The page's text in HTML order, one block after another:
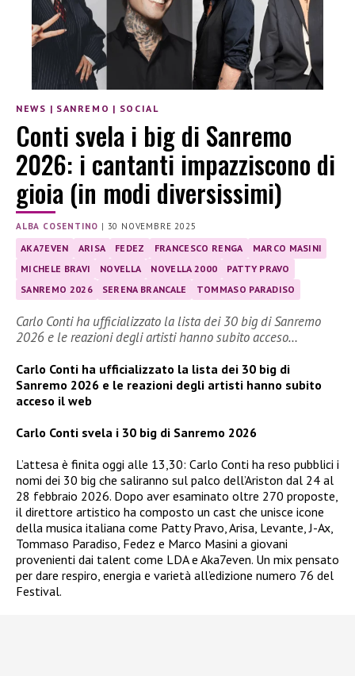
NEWS | SANREMO | SOCIAL
Conti svela i big di Sanremo
2026: i cantanti impazziscono di
gioia (in modi diversissimi)
ALBA COSENTINO | 30 NOVEMBRE 2025
AKA7EVEN ARISA FEDEZ FRANCESCO RENGA
MARCO MASINI
MICHELE BRAVI
NOVELLA NOVELLA 2000
PATTY PRAVO
SANREMO 2026
SERENA BRANCALE TOMMASO PARADISO
Carlo Conti ha ufficializzato la lista dei 30 big di Sanremo
2026 e le reazioni degli artisti hanno subito acceso…
Carlo Conti ha ufficializzato la lista dei 30 big di
Sanremo 2026 e le reazioni degli artisti hanno subito
acceso il web
Carlo Conti svela i 30 big di Sanremo 2026
L’attesa è finita oggi alle 13,30: Carlo Conti ha reso pubblici i
nomi dei 30 big che saliranno sul palco dell’Ariston dal 24 al
28 febbraio 2026. Dopo aver esaminato oltre 270 proposte,
il direttore artistico ha composto un cast che unisce icone
della musica italiana come Patty Pravo, Arisa, Levante, J-Ax,
Tommaso Paradiso, Fedez e Marco Masini a giovani
provenienti dai talent come LDA e Aka7even. Un mix pensato
per dare respiro, energia e varietà all’edizione numero 76 del
Festival.